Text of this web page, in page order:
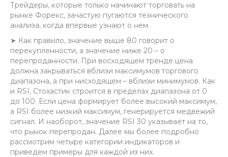
Трейдеры, которые только начинают торговать на
рынке Форекс, зачастую пугаются технического
анализа, когда впервые узнают о нем.
➤ Как правило, значение выше 80 говорит о
перекупленности, а значение ниже 20 – о
перепроданности. При восходящем тренде цена
должна закрываться вблизи максимумов торгового
диапазона, а при нисходящем – вблизи минимумов. Как
и RSI, Стохастик строится в пределах диапазона от 0
до 100. Если цена формирует более высокий максимум,
а RSI более низкий максимум, генерируется медвежий
сигнал. И наоборот, значение RSI 30 указывает на то,
что рынок перепродан. Далее мы более подробно
рассмотрим четыре категории индикаторов и
приведем примеры для каждой из них.